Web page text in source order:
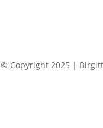
© Copyright 2025 |